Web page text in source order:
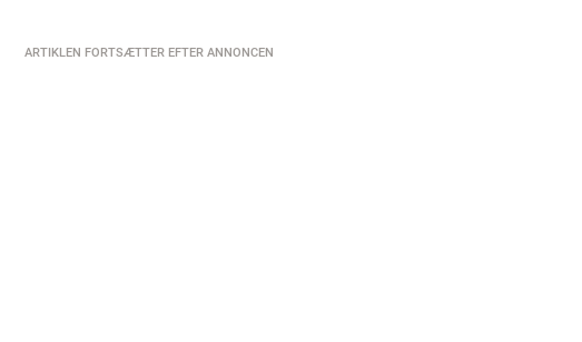
ARTIKLEN FORTSÆTTER EFTER ANNONCEN